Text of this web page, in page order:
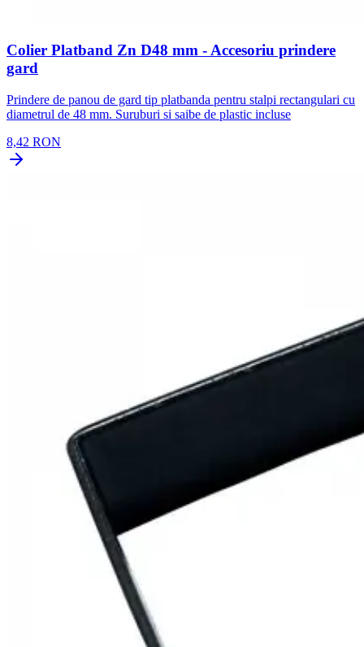
Colier Platband Zn D48 mm - Accesoriu prindere
gard
Prindere de panou de gard tip platbanda pentru stalpi rectangulari cu
diametrul de 48 mm. Suruburi si saibe de plastic incluse
8,42 RON